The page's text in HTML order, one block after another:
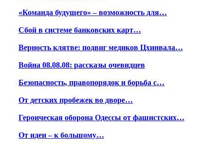
«Команда будущего» – возможность для…
Сбой в системе банковских карт…
Верность клятве: подвиг медиков Цхинвала…
Война 08.08.08: рассказы очевидцев
Безопасность, правопорядок и борьба с…
От детских пробежек во дворе…
Героическая оборона Одессы от фашистских…
От идеи – к большому…